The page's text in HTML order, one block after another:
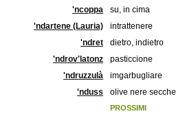
'ncoppa
su, in cima
'ndartene (Lauria)
intrattenere
'ndret
dietro, indietro
'ndrov'latonz
pasticcione
'ndruzzulà
imgarbugliare
'nduss
olive nere secche
PROSSIMI